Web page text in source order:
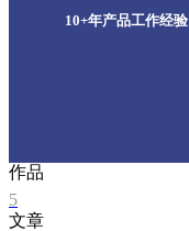
10+年产品工作经
作品
5
文章